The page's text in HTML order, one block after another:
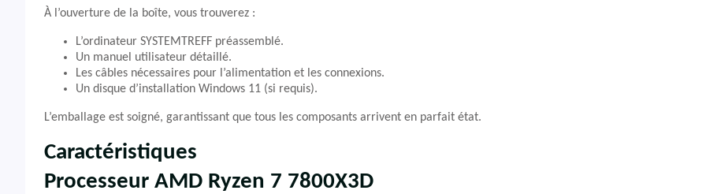
À l’ouverture de la boîte, vous trouverez :
L’ordinateur SYSTEMTREFF préassemblé.
Un manuel utilisateur détaillé.
Les câbles nécessaires pour l’alimentation et les connexions.
Un disque d’installation Windows 11 (si requis).
L’emballage est soigné, garantissant que tous les composants arrivent en parfait état.
Caractéristiques
Processeur AMD Ryzen 7 7800X3D